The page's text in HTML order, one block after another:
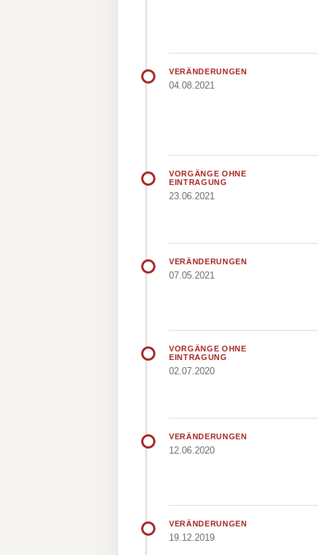
VERÄNDERUNGEN
04.08.2021
VORGÄNGE OHNE
EINTRAGUNG
23.06.2021
VERÄNDERUNGEN
07.05.2021
VORGÄNGE OHNE
EINTRAGUNG
02.07.2020
VERÄNDERUNGEN
12.06.2020
VERÄNDERUNGEN
19.12.2019